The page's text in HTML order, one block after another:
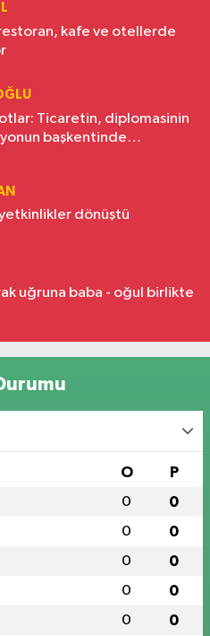
kafe ve otellerde
Ticaretin, diplomasinin
başkentinde
dönüştü
uğruna baba - oğul birlikte
O P
0 0
0 0
0 0
0 0
0 0